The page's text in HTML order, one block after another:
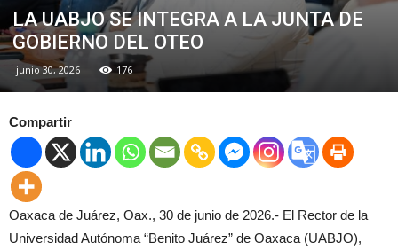
LA UABJO SE INTEGRA A LA JUNTA DE
GOBIERNO DEL OTEO
junio 30, 2026 176
Compartir
Oaxaca de Juárez, Oax., 30 de junio de 2026.- El Rector de la
Universidad Autónoma “Benito Juárez” de Oaxaca (UABJO),